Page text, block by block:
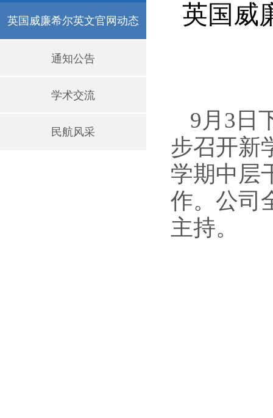
英国威廉希尔英文官网动态
通知公告
学术交流
民航风采
英国威
9月3日
步召开新
学期中层
作。公司
主持。